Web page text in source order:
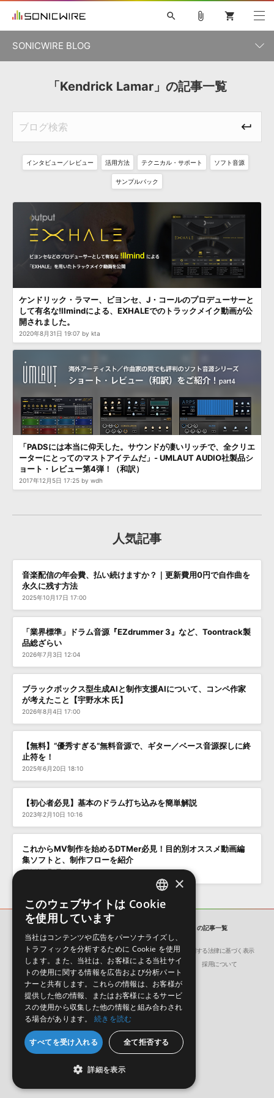
ソフト音源 »
プラグイン・エフェクト »
サンプルパック »
ソフトウェア／ツール »
DAW »
BGM »
キャンペーン »
特集 »
SONICWIREブログ »
DTMガイド »
FAQ »
お問い合わせ »
音楽カード 製作サービス
楽曲配信流通
無償のサウンド
APS 映像のBGM・セリフを音声分離
SLS 音素材の制作・ ライセンス提供
search
初音ミク V4X 鏡音リン・レン V4X
巡音ルカ V4X
SYLENTH1
VOCALOID VIENNA
ライセンスフリーBGM
TOONTRACK
DUBSTEP
ELECTRONICA EDM TRANCE ROUTER.FM
プラグイン・エフェクト
ソフトウェア／ツール 効果音 BGM
attach_file shopping_cart
SONICWIRE BLOG
カテゴリ一覧
記事一覧
「Kendrick Lamar」の記事一覧
インタビュー／レビュー 活用方法 テクニカル・サポート ソフト音源
サンプルパック
ケンドリック・ラマー、ビヨンセ、J・コールのプロデューサーと
して有名な!llmindによる、EXHALEでのトラックメイク動画が公
開されました。
2020年8月31日 19:07 by kta
「PADSには本当に仰天した。サウンドが凄いリッチで、全クリエ
ーターにとってのマストアイテムだ」- UMLAUT AUDIO社製品シ
ョート・レビュー第4弾！（和訳）
2017年12月5日 17:25 by wdh
人気記事
音楽配信の年会費、払い続けますか？｜更新費用0円で自作曲を
永久に残す方法
2025年10月17日 17:00
「業界標準」ドラム音源『EZdrummer 3』など、Toontrack製
品総ざらい
2026年7月3日 12:04
ブラックボックス型生成AIと制作支援AIについて、コンペ作家
が考えたこと【宇野水木 氏】
2026年8月4日 17:00
【無料】“優秀すぎる”無料音源で、ギター／ベース音源探しに終
止符を！
2025年6月20日 18:10
【初心者必見】基本のドラム打ち込みを簡単解説
2023年2月10日 10:16
これからMV制作を始めるDTMer必見！目的別オススメ動画編
集ソフトと、制作フローを紹介
2024年4月1日 11:00
「Kendrick Lamar」の記事一覧
会社概要 環境保護（CSR）への取り組み
特定商取引に関する法律に基づく表示
サイト動作環境
利用規約 個人情報の保護について 採用について
© Crypton Future Media, INC.
日本語
ENGLISH
×
このウェブサイトは Cookie
を使用しています
当社はコンテンツや広告をパーソナライズし、
トラフィックを分析するために Cookie を使用
します。また、当社は、お客様による当社サイ
トの使用に関する情報を広告および分析パート
ナーと共有します。これらの情報は、お客様が
提供した他の情報、またはお客様によるサービ
スの使用から収集した他の情報と組み合わされ
る場合があります。
続きを読む
すべてを受け入れる 全て拒否する
詳細を表示